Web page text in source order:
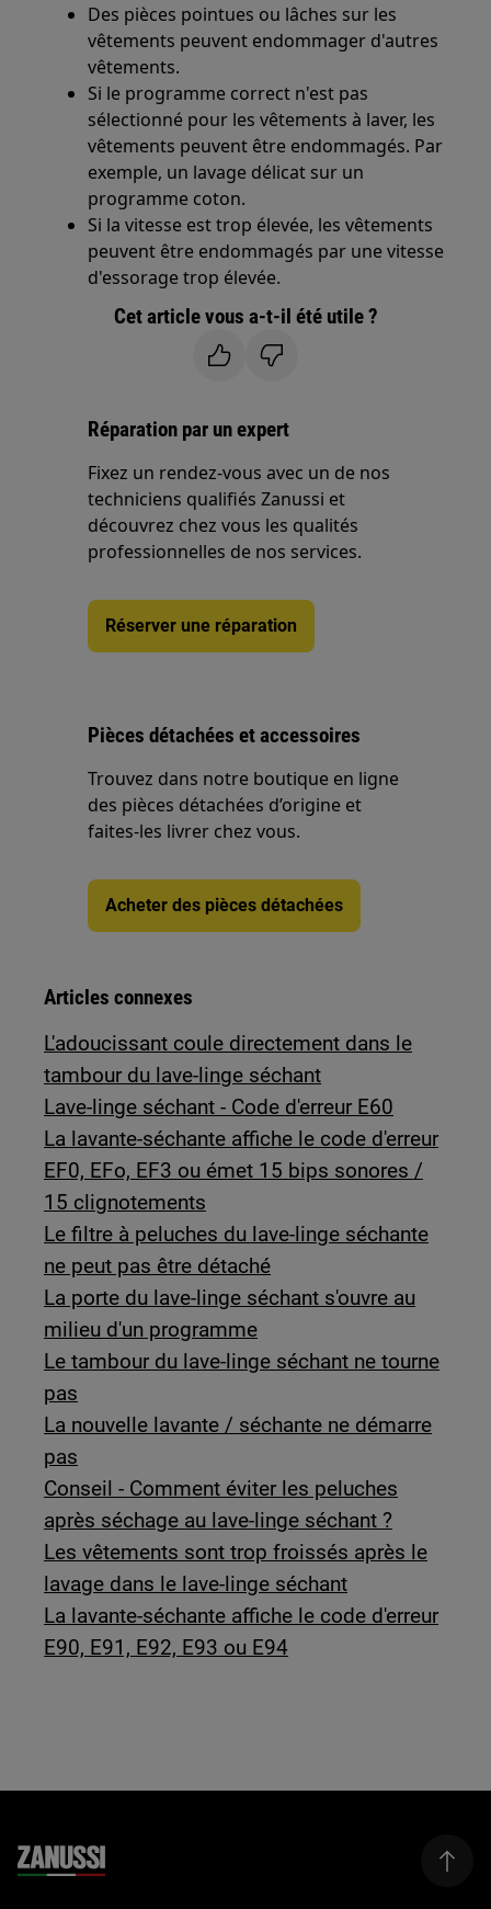
Des pièces pointues ou lâches sur les
vêtements peuvent endommager d'autres
vêtements.
Si le programme correct n'est pas
sélectionné pour les vêtements à laver, les
vêtements peuvent être endommagés. Par
exemple, un lavage délicat sur un
programme coton.
Si la vitesse est trop élevée, les vêtements
peuvent être endommagés par une vitesse
d'essorage trop élevée.
Cet article vous a-t-il été utile ?
Réparation par un expert
Fixez un rendez-vous avec un de nos
techniciens qualifiés Zanussi et
découvrez chez vous les qualités
professionnelles de nos services.
Réserver une réparation
Pièces détachées et accessoires
Trouvez dans notre boutique en ligne
des pièces détachées d’origine et
faites-les livrer chez vous.
Acheter des pièces détachées
Articles connexes
L'adoucissant coule directement dans le
tambour du lave-linge séchant
Lave-linge séchant - Code d'erreur E60
La lavante-séchante affiche le code d'erreur
EF0, EFo, EF3 ou émet 15 bips sonores /
15 clignotements
Le filtre à peluches du lave-linge séchante
ne peut pas être détaché
La porte du lave-linge séchant s'ouvre au
milieu d'un programme
Le tambour du lave-linge séchant ne tourne
pas
La nouvelle lavante / séchante ne démarre
pas
Conseil - Comment éviter les peluches
après séchage au lave-linge séchant ?
Les vêtements sont trop froissés après le
lavage dans le lave-linge séchant
La lavante-séchante affiche le code d'erreur
E90, E91, E92, E93 ou E94